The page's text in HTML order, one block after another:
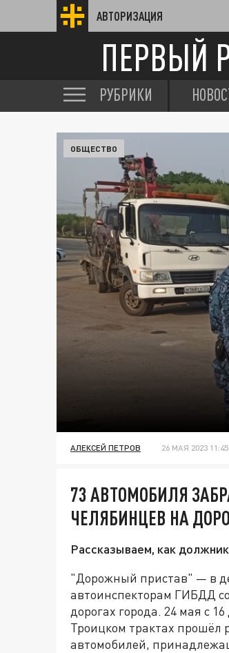
АВТОРИЗАЦИЯ
ПЕРВЫЙ
РУБРИКИ
ОБЩЕСТВО
АЛЕКСЕЙ ПЕТРОВ 26 МАЯ 2023 11:45
73 АВТОМОБИЛЯ
ЧЕЛЯБИНЦЕВ НА
Рассказываем, как
"Дорожный пристав" — в
автоинспекторам ГИБДД
дорогах города. 24 мая с
Троицком трактах прошёл
автомобилей,